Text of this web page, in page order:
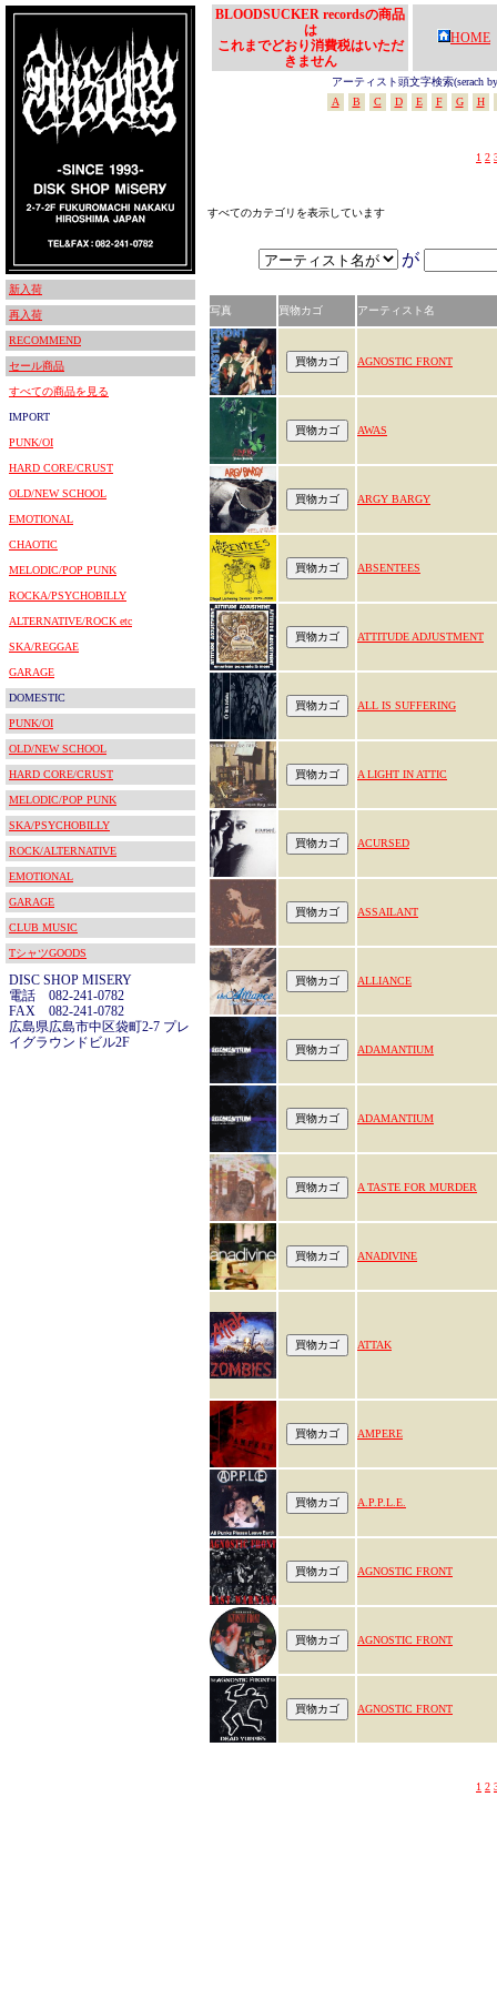
新入荷
再入荷
RECOMMEND
セール商品
すべての商品を見る
IMPORT
PUNK/OI
HARD CORE/CRUST
OLD/NEW SCHOOL
EMOTIONAL
CHAOTIC
MELODIC/POP PUNK
ROCKA/PSYCHOBILLY
ALTERNATIVE/ROCK etc
SKA/REGGAE
GARAGE
DOMESTIC
PUNK/OI
OLD/NEW SCHOOL
HARD CORE/CRUST
MELODIC/POP PUNK
SKA/PSYCHOBILLY
ROCK/ALTERNATIVE
EMOTIONAL
GARAGE
CLUB MUSIC
TシャツGOODS
DISC SHOP MISERY
電話 082-241-0782
FAX 082-241-0782
広島県広島市中区袋町2-7 プレ
イグラウンドビル2F
BLOODSUCKER recordsの商品
は
これまでどおり消費税はいただ
きません
HOME
アーティスト頭文字検索(serach
A
B C D E F G H
1 2
すべてのカテゴリを表示しています
が
写真 買物カゴ アーティスト名
AGNOSTIC FRONT
AWAS
ARGY BARGY
ABSENTEES
ATTITUDE ADJUSTMENT
ALL IS SUFFERING
A LIGHT IN ATTIC
ACURSED
ASSAILANT
ALLIANCE
ADAMANTIUM
ADAMANTIUM
A TASTE FOR MURDER
ANADIVINE
ATTAK
AMPERE
A.P.P.L.E.
AGNOSTIC FRONT
AGNOSTIC FRONT
AGNOSTIC FRONT
1 2